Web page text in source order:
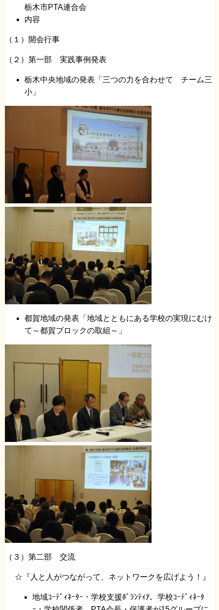
栃木市PTA連合会
内容
（１）開会行事
（２）第一部 実践事例発表
栃木中央地域の発表「三つの力を合わせて チーム三
小」
都賀地域の発表「地域とともにある学校の実現にむけ
て～都賀ブロックの取組～」
（３）第二部 交流
☆『人と人がつながって、ネットワークを広げよう！』
地域ｺｰﾃﾞｨﾈｰﾀｰ・学校支援ﾎﾞﾗﾝﾃｨｱ、学校ｺｰﾃﾞｨﾈｰﾀ